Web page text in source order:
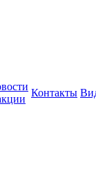
Контакты